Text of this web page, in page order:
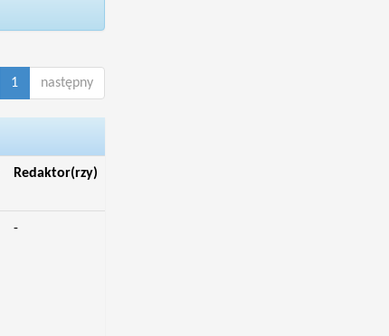
1 następny
Redaktor(rzy)
-